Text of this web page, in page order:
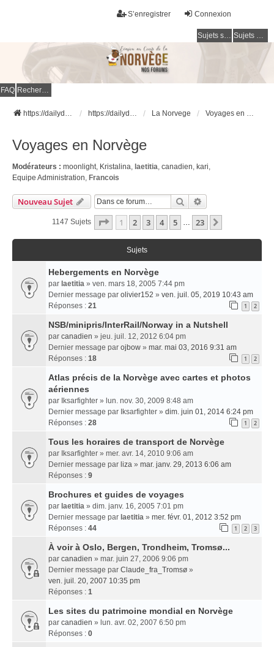
Connexion
S’enregistrer
Sujets sans réponse Sujets actifs
FAQ Rechercher
https://dailydigesthub.com https://dailydigesthub.com La Norvege Voyages en Norvège
Voyages en Norvège
Modérateurs : moonlight, Kristalina, laetitia, canadien, kari,
Equipe Administration, Francois
Nouveau Sujet Rechercher
1147 Sujets Page 1Sur
1 2 3 4 5 … 23
Sujets
Hebergements en Norvège
par laetitia » ven. mars 18, 2005 7:44 pm
Dernier message par olivier152 » ven. juil. 05, 2019 10:43 am
Réponses : 21 1 2
NSB/minipris/InterRail/Norway in a Nutshell
par canadien » jeu. juil. 12, 2012 6:04 pm
Dernier message par ojbow » mar. mai 03, 2016 9:31 am
Réponses : 18 1 2
Atlas précis de la Norvège avec cartes et photos
aériennes
par Iksarfighter » lun. nov. 30, 2009 8:48 am
Dernier message par Iksarfighter » dim. juin 01, 2014 6:24 pm
Réponses : 28 1 2
Tous les horaires de transport de Norvège
par Iksarfighter » mer. avr. 14, 2010 9:06 am
Dernier message par liza » mar. janv. 29, 2013 6:06 am
Réponses : 9
Brochures et guides de voyages
par laetitia » dim. janv. 16, 2005 7:01 pm
Dernier message par laetitia » mer. févr. 01, 2012 3:52 pm
Réponses : 44 1 2 3
À voir à Oslo, Bergen, Trondheim, Tromsø...
par canadien » mar. juin 27, 2006 9:06 pm
Dernier message par Claude_fra_Tromsø »
ven. juil. 20, 2007 10:35 pm
Réponses : 1
Les sites du patrimoine mondial en Norvège
par canadien » lun. avr. 02, 2007 6:50 pm
Réponses : 0